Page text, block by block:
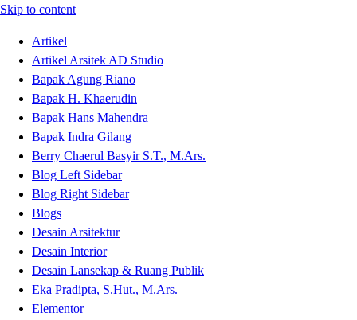
Skip to content
Artikel
Artikel Arsitek AD Studio
Bapak Agung Riano
Bapak H. Khaerudin
Bapak Hans Mahendra
Bapak Indra Gilang
Berry Chaerul Basyir S.T., M.Ars.
Blog Left Sidebar
Blog Right Sidebar
Blogs
Desain Arsitektur
Desain Interior
Desain Lansekap & Ruang Publik
Eka Pradipta, S.Hut., M.Ars.
Elementor